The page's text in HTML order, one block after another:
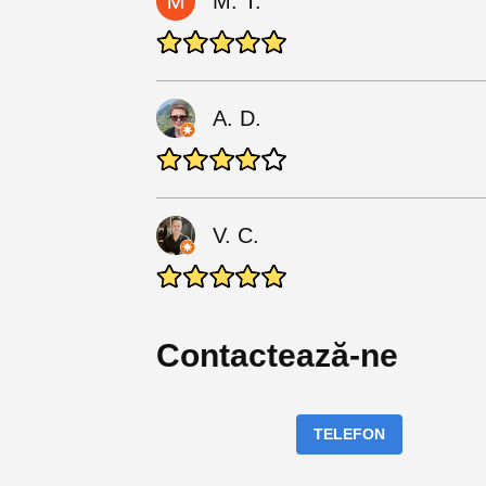
A. D.
V. C.
Contactează-ne
TELEFON